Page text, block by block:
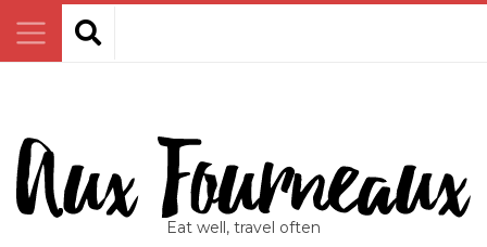
Eat well, travel often